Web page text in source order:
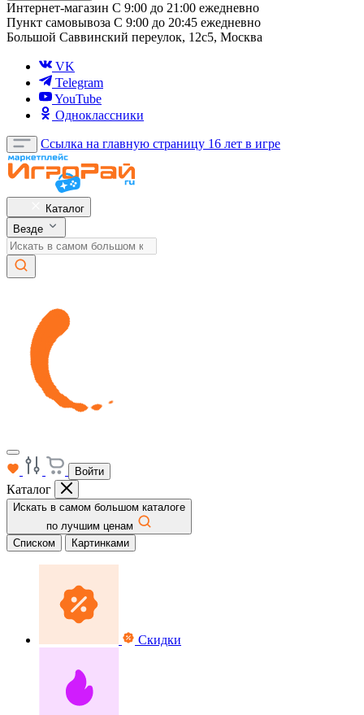
Интернет-магазин С 9:00 до 21:00 ежедневно
Пункт самовывоза С 9:00 до 20:45 ежедневно
Большой Саввинский переулок, 12с5, Москва
VK
Telegram
YouTube
Одноклассники
Ссылка на главную страницу 16 лет в игре
Каталог
Везде
Войти
Каталог
Искать в самом большом каталоге
по лучшим ценам
Списком
Картинками
Скидки